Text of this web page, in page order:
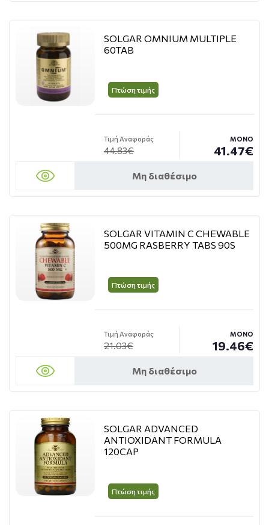
SOLGAR OMNIUM MULTIPLE
60TAB
Πτώση τιμής
Τιμή Αναφοράς
44.83€
ΜΟΝΟ
41.47€
Μη διαθέσιμο
SOLGAR VITAMIN C CHEWABLE
500MG RASBERRY TABS 90S
Πτώση τιμής
Τιμή Αναφοράς
21.03€
ΜΟΝΟ
19.46€
Μη διαθέσιμο
SOLGAR ADVANCED
ANTIOXIDANT FORMULA
120CAP
Πτώση τιμής